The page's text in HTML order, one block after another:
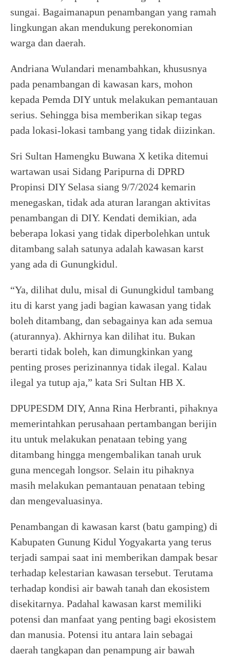
sungai. Bagaimanapun penambangan yang ramah
lingkungan akan mendukung perekonomian
warga dan daerah.
Andriana Wulandari menambahkan, khususnya
pada penambangan di kawasan kars, mohon
kepada Pemda DIY untuk melakukan pemantauan
serius. Sehingga bisa memberikan sikap tegas
pada lokasi-lokasi tambang yang tidak diizinkan.
Sri Sultan Hamengku Buwana X ketika ditemui
wartawan usai Sidang Paripurna di DPRD
Propinsi DIY Selasa siang 9/7/2024 kemarin
menegaskan, tidak ada aturan larangan aktivitas
penambangan di DIY. Kendati demikian, ada
beberapa lokasi yang tidak diperbolehkan untuk
ditambang salah satunya adalah kawasan karst
yang ada di Gunungkidul.
“Ya, dilihat dulu, misal di Gunungkidul tambang
itu di karst yang jadi bagian kawasan yang tidak
boleh ditambang, dan sebagainya kan ada semua
(aturannya). Akhirnya kan dilihat itu. Bukan
berarti tidak boleh, kan dimungkinkan yang
penting proses perizinannya tidak ilegal. Kalau
ilegal ya tutup aja,” kata Sri Sultan HB X.
DPUPESDM DIY, Anna Rina Herbranti, pihaknya
memerintahkan perusahaan pertambangan berijin
itu untuk melakukan penataan tebing yang
ditambang hingga mengembalikan tanah uruk
guna mencegah longsor. Selain itu pihaknya
masih melakukan pemantauan penataan tebing
dan mengevaluasinya.
Penambangan di kawasan karst (batu gamping) di
Kabupaten Gunung Kidul Yogyakarta yang terus
terjadi sampai saat ini memberikan dampak besar
terhadap kelestarian kawasan tersebut. Terutama
terhadap kondisi air bawah tanah dan ekosistem
disekitarnya. Padahal kawasan karst memiliki
potensi dan manfaat yang penting bagi ekosistem
dan manusia. Potensi itu antara lain sebagai
daerah tangkapan dan penampung air bawah